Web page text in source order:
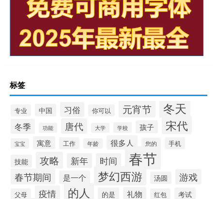
标签
专业 中国 习俗 你可以 元宵节 冬天
冬季 功能 唐代 大学 学校 孩子 宋代
宝宝 寓意 工作 年龄 很多人 您的 手机
技能 攻略 新年 时间 春节
春节期间 是一个 梦幻西游 汤圆 游戏
父母 疫情 的人 的是 礼物 红包 考试